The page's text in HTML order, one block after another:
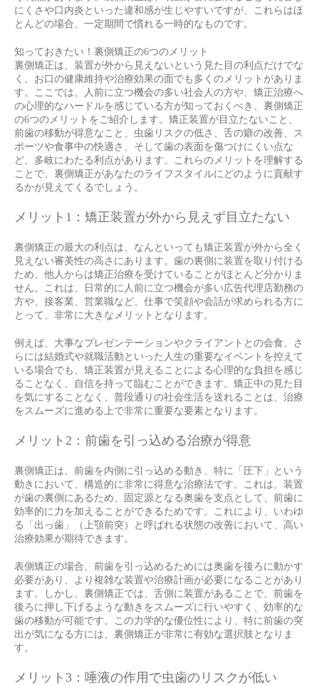
にくさや口内炎といった違和感が生じやすいですが、これらはほ
とんどの場合、一定期間で慣れる一時的なものです。
知っておきたい！裏側矯正の6つのメリット
裏側矯正は、装置が外から見えないという見た目の利点だけでな
く、お口の健康維持や治療効果の面でも多くのメリットがありま
す。ここでは、人前に立つ機会の多い社会人の方や、矯正治療へ
の心理的なハードルを感じている方が知っておくべき、裏側矯正
の6つのメリットをご紹介します。矯正装置が目立たないこと、
前歯の移動が得意なこと、虫歯リスクの低さ、舌の癖の改善、ス
ポーツや食事中の快適さ、そして歯の表面を傷つけにくい点な
ど、多岐にわたる利点があります。これらのメリットを理解する
ことで、裏側矯正があなたのライフスタイルにどのように貢献す
るかが見えてくるでしょう。
メリット1：矯正装置が外から見えず目立たない
裏側矯正の最大の利点は、なんといっても矯正装置が外から全く
見えない審美性の高さにあります。歯の裏側に装置を取り付ける
ため、他人からは矯正治療を受けていることがほとんど分かりま
せん。これは、日常的に人前に立つ機会が多い広告代理店勤務の
方や、接客業、営業職など、仕事で笑顔や会話が求められる方に
とって、非常に大きなメリットとなります。
例えば、大事なプレゼンテーションやクライアントとの会食、さ
らには結婚式や就職活動といった人生の重要なイベントを控えて
いる場合でも、矯正装置が見えることによる心理的な負担を感じ
ることなく、自信を持って臨むことができます。矯正中の見た目
を気にすることなく、普段通りの社会生活を送れることは、治療
をスムーズに進める上で非常に重要な要素となります。
メリット2：前歯を引っ込める治療が得意
裏側矯正は、前歯を内側に引っ込める動き、特に「圧下」という
動きにおいて、構造的に非常に得意な治療法です。これは、装置
が歯の裏側にあるため、固定源となる奥歯を支点として、前歯に
効率的に力を加えることができるためです。これにより、いわゆ
る「出っ歯」（上顎前突）と呼ばれる状態の改善において、高い
治療効果が期待できます。
表側矯正の場合、前歯を引っ込めるためには奥歯を後ろに動かす
必要があり、より複雑な装置や治療計画が必要になることがあり
ます。しかし、裏側矯正では、舌側に装置があることで、前歯を
後ろに押し下げるような動きをスムーズに行いやすく、効率的な
歯の移動が可能です。この力学的な優位性により、特に前歯の突
出が気になる方には、裏側矯正が非常に有効な選択肢となりま
す。
メリット3：唾液の作用で虫歯のリスクが低い